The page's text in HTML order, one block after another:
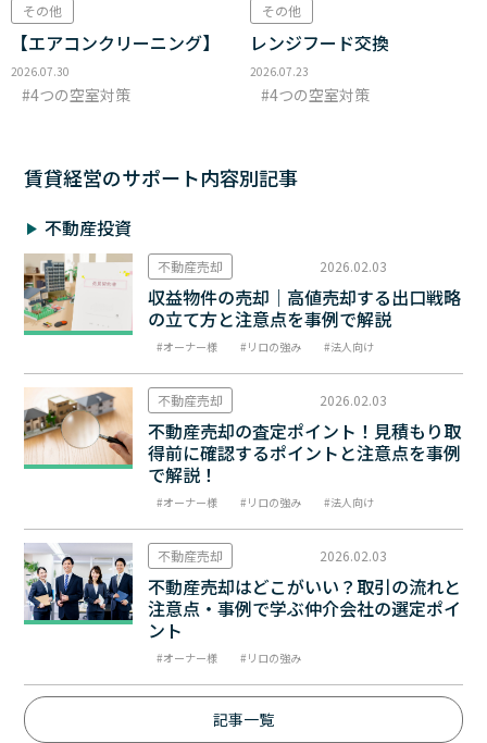
その他
【エアコンクリーニング】
2026.07.30
4つの空室対策
その他
レンジフード交換
2026.07.23
4つの空室対策
賃貸経営のサポート内容別記事
不動産投資
不動産売却 2026.02.03
収益物件の売却｜高値売却する出口戦略
の立て方と注意点を事例で解説
オーナー様 リロの強み 法人向け
不動産売却 2026.02.03
不動産売却の査定ポイント！見積もり取
得前に確認するポイントと注意点を事例
で解説！
オーナー様 リロの強み 法人向け
不動産売却 2026.02.03
不動産売却はどこがいい？取引の流れと
注意点・事例で学ぶ仲介会社の選定ポイ
ント
オーナー様 リロの強み
記事一覧